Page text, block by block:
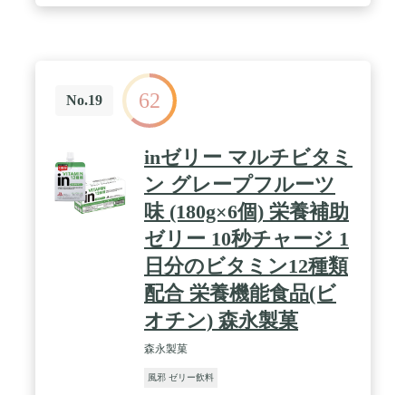
No.19 62
inゼリー マルチビタミ
ン グレープフルーツ
味 (180g×6個) 栄養補助
ゼリー 10秒チャージ 1
日分のビタミン12種類
配合 栄養機能食品(ビ
オチン) 森永製菓
森永製菓
風邪 ゼリー飲料